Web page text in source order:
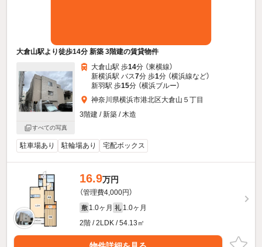
大倉山駅より徒歩14分 新築 3階建の賃貸物件
すべての写真
大倉山駅 歩14分 （東横線）
新横浜駅 バス7分 歩1分 （横浜線など）
新羽駅 歩15分 （横浜ブルー）
神奈川県横浜市港北区大倉山５丁目
3階建 / 新築 / 木造
駐車場あり 駐輪場あり 宅配ボックス
16.9万円
（管理費4,000円）
敷 1.0ヶ月 礼 1.0ヶ月
2階 / 2LDK / 54.13㎡